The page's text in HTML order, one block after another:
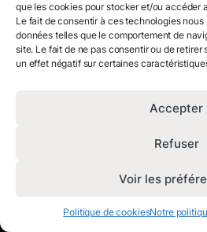
que les cookies pour stocker et/ou accéder
Le fait de consentir à ces technologies
données telles que le comportement de
site. Le fait de ne pas consentir ou de
un effet négatif sur certaines
Accepter
Refuser
Voir les
Politique de cookiesNotre